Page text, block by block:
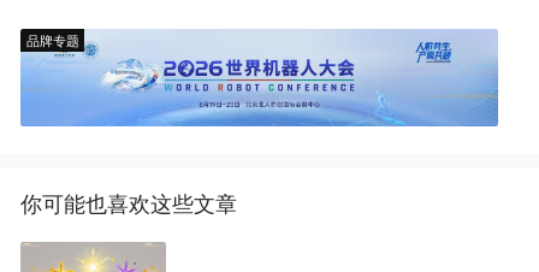
品牌专题
你可能也喜欢这些文章